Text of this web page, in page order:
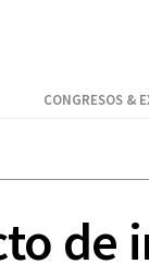
CONGRESOS &
de